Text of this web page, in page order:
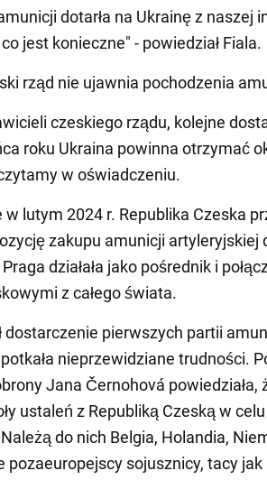
dotarła na Ukrainę z naszej
jest konieczne" - powiedział Fiala.
rząd nie ujawnia pochodzenia
czeskiego rządu, kolejne
roku Ukraina powinna otrzymać
w oświadczeniu.
lutym 2024 r. Republika Czeska
zakupu amunicji artyleryjskiej
działała jako pośrednik i
z całego świata.
dostarczenie pierwszych partii
nieprzewidziane trudności.
Jana Černohová powiedziała,
ustaleń z Republiką Czeską w
do nich Belgia, Holandia,
pozaeuropejscy sojusznicy, tacy jak